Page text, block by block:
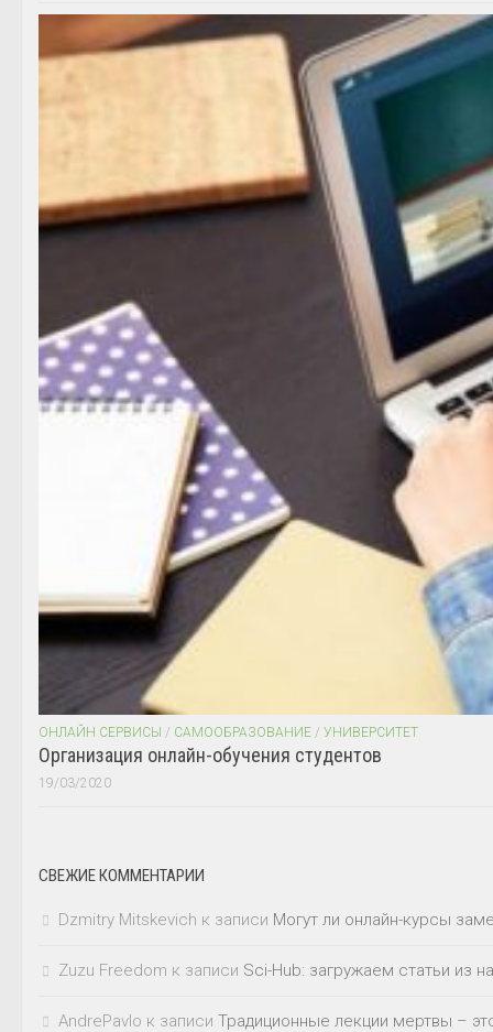
ОНЛАЙН СЕРВИСЫ / САМООБРАЗОВАНИЕ / УНИВЕРСИТЕТ
Организация онлайн-обучения студентов
19/03/2020
СВЕЖИЕ КОММЕНТАРИИ
Dzmitry Mitskevich к записи Могут ли онлайн-курсы
Zuzu Freedom к записи Sci-Hub: загружаем статьи из
AndrePavlo к записи Традиционные лекции мертвы –